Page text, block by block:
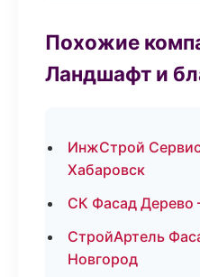
Похожие
Ландшафт и
ИнжСтрой
Хабаровск
СК Фасад Дерево
СтройАртель
Новгород